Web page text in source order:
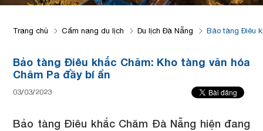
Trang chủ Cẩm nang du lịch Du lịch Đà Nẵng Bảo tàng Điêu
Bảo tàng Điêu khắc Chăm: Kho tàng văn hóa
Chăm Pa đầy bí ẩn
03/03/2023
Bảo tàng Điêu khắc Chăm Đà Nẵng hiện đang